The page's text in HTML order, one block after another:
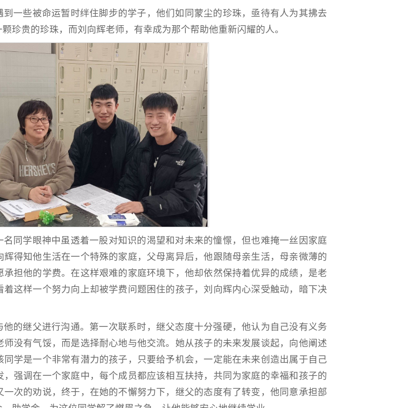
一些被命运暂时绊住脚步的学子，他们如同蒙尘的珍珠，亟待有人为其拂去
珍贵的珍珠，而刘向辉老师，有幸成为那个帮助他重新闪耀的人。
同学眼神中虽透着一股对知识的渴望和对未来的憧憬，但也难掩一丝因家庭
得知他生活在一个特殊的家庭，父母离异后，他跟随母亲生活，母亲微薄的
担他的学费。在这样艰难的家庭环境下，他却依然保持着优异的成绩，是老
这样一个努力向上却被学费问题困住的孩子，刘向辉内心深受触动，暗下决
的继父进行沟通。第一次联系时，继父态度十分强硬，他认为自己没有义务
没有气馁，而是选择耐心地与他交流。她从孩子的未来发展谈起，向他阐述
学是一个非常有潜力的孩子，只要给予机会，一定能在未来创造出属于自己
强调在一个家庭中，每个成员都应该相互扶持，共同为家庭的幸福和孩子的
次的劝说，终于，在她的不懈努力下，继父的态度有了转变，他同意承担部